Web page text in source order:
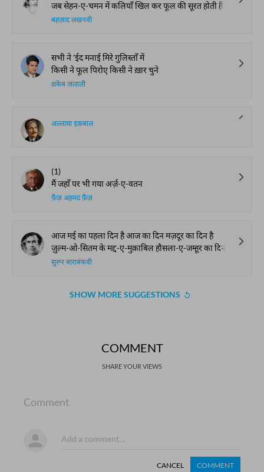
जब सेहन-ए-चमन में कलियाँ खिल कर फूल की सूरत होती हैं
बहज़ाद लखनवी
सभी ने 'ईद मनाई मिरे गुलिस्ताँ में
किसी ने फूल पिरोए किसी ने ख़ार चुने
शकेब जलाली
अल्लामा इक़बाल
(1)
मैं जहाँ पर भी गया अर्ज़-ए-वतन
फ़ैज़ अहमद फ़ैज़
आज मई का पहला दिन है आज का दिन मज़दूर का दिन है
ज़ुल्म-ओ-सितम के मद्द-ए-मुक़ाबिल हौसला-ए-जम्हूर का दिन है
सुरूर बाराबंकवी
SHOW MORE SUGGESTIONS
COMMENT
SHARE YOUR VIEWS
Comment
CANCEL COMMENT